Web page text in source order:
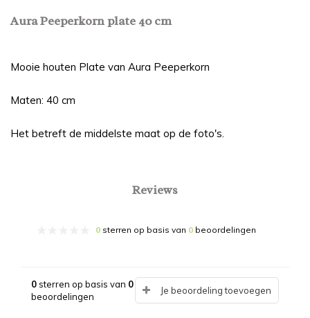
Aura Peeperkorn plate 40 cm
Mooie houten Plate van Aura Peeperkorn
Maten: 40 cm
Het betreft de middelste maat op de foto's.
Reviews
0 sterren op basis van 0 beoordelingen
0sterren op basis van 0
beoordelingen
Je beoordeling toevoegen